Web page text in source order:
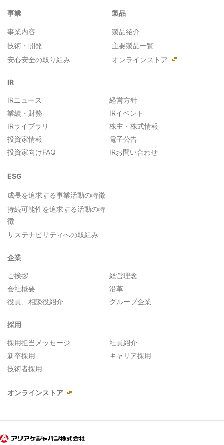
事業
事業内容
技術・開発
安心安全の取り組み
製品
製品紹介
主要製品一覧
オンラインストア
IR
IRニュース
経営方針
業績・財務
IRイベント
IRライブラリ
株主・株式情報
投資家情報
電子公告
投資家向けFAQ
IRお問い合わせ
ESG
成長を追求する事業活動の特徴
持続可能性を追求する活動の特
徴
サステナビリティへの取組み
企業
ご挨拶
経営理念
会社概要
沿革
役員、相談役紹介
グループ企業
採用
採用担当メッセージ
社員紹介
新卒採用
キャリア採用
技術者採用
オンラインストア